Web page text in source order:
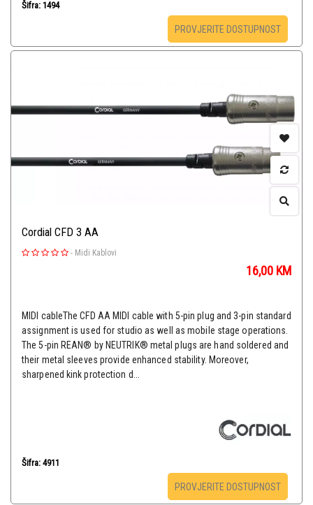
Šifra: 1494
PROVJERITE DOSTUPNOST
Cordial CFD 3 AA
- Midi Kablovi
16,00 KM
MIDI cableThe CFD AA MIDI cable with 5-pin plug and 3-pin standard
assignment is used for studio as well as mobile stage operations.
The 5-pin REAN® by NEUTRIK® metal plugs are hand soldered and
their metal sleeves provide enhanced stability. Moreover,
sharpened kink protection d...
Šifra: 4911
PROVJERITE DOSTUPNOST